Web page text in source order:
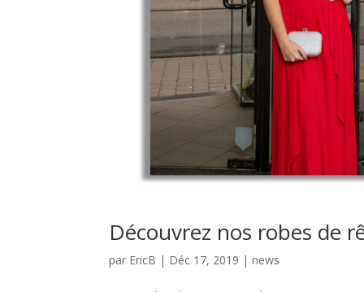
Découvrez nos robes de
par EricB | Déc 17, 2019 |news